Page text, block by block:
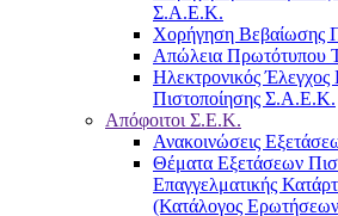
Σ.Α.Ε.Κ.
Χορήγηση Βεβαίωσης
Απώλεια Πρωτότυπου
Ηλεκτρονικός Έλεγχος
Πιστοποίησης Σ.Α.Ε.Κ.
Απόφοιτοι Σ.Ε.Κ.
Ανακοινώσεις
Θέματα Εξετάσεων
Επαγγελματικής
(Κατάλογος